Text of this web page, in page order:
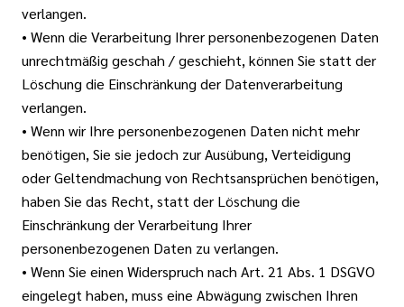
verlangen.
• Wenn die Verarbeitung Ihrer personenbezogenen Daten
unrechtmäßig geschah / geschieht, können Sie statt der
Löschung die Einschränkung der Datenverarbeitung
verlangen.
• Wenn wir Ihre personenbezogenen Daten nicht mehr
benötigen, Sie sie jedoch zur Ausübung, Verteidigung
oder Geltendmachung von Rechtsansprüchen benötigen,
haben Sie das Recht, statt der Löschung die
Einschränkung der Verarbeitung Ihrer
personenbezogenen Daten zu verlangen.
• Wenn Sie einen Widerspruch nach Art. 21 Abs. 1 DSGVO
eingelegt haben, muss eine Abwägung zwischen Ihren